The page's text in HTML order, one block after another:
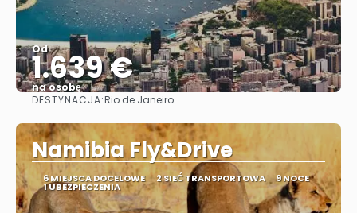
Od
1.639 €
na osobę
Zobacz
DESTYNACJA:Rio de Janeiro
Namibia Fly&Drive
6 MIEJSCA DOCELOWE 2 SIEĆ TRANSPORTOWA 9 NOCE
1 UBEZPIECZENIA